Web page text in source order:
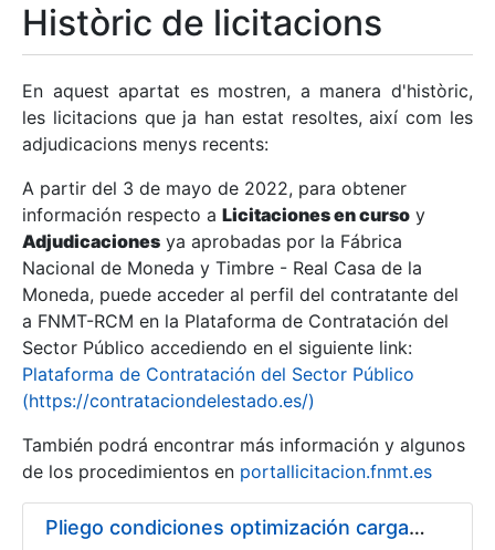
Mostra/Amaga
Mostra/Amaga
Mostra/Amaga
Històric de licitacions
En aquest apartat es mostren, a manera d'històric,
les licitacions que ja han estat resoltes, així com les
adjudicacions menys recents:
A partir del 3 de mayo de 2022, para obtener
información respecto a Licitaciones en curso y
Adjudicaciones ya aprobadas por la Fábrica
Nacional de Moneda y Timbre - Real Casa de la
Moneda, puede acceder al perfil del contratante del
a FNMT-RCM en la Plataforma de Contratación del
Sector Público accediendo en el siguiente link:
Plataforma de Contratación del Sector Público
(https://contrataciondelestado.es/)
También podrá encontrar más información y algunos
de los procedimientos en portallicitacion.fnmt.es
Pliego condiciones optimización cargas compras firmado